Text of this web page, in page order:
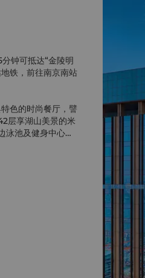
钟可抵达“金陵明
铁，前往南京南站
色的时尚餐厅，譬
层享湖山美景的米
泳池及健身中心为
至15日在酒店各